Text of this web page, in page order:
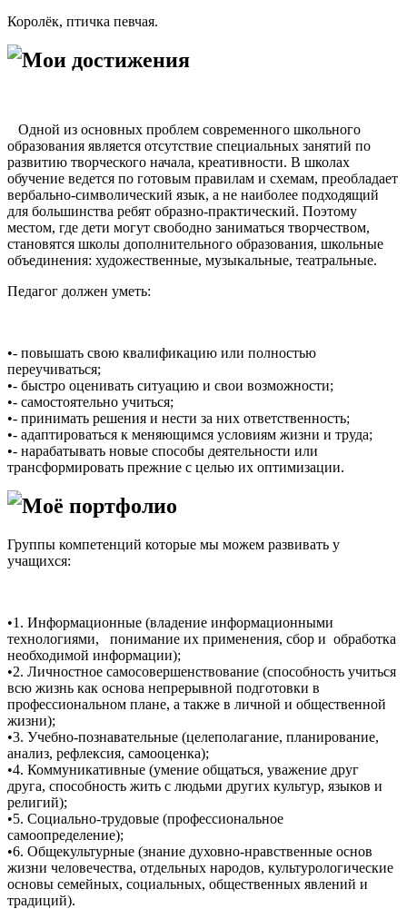
Королёк, птичка певчая.
Мои достижения
Одной из основных проблем современного школьного
образования является отсутствие специальных занятий по
развитию творческого начала, креативности. В школах
обучение ведется по готовым правилам и схемам, преобладает
вербально-символический язык, а не наиболее подходящий
для большинства ребят образно-практический. Поэтому
местом, где дети могут свободно заниматься творчеством,
становятся школы дополнительного образования, школьные
объединения: художественные, музыкальные, театральные.
Педагог должен уметь:
•- повышать свою квалификацию или полностью
переучиваться;
•- быстро оценивать ситуацию и свои возможности;
•- самостоятельно учиться;
•- принимать решения и нести за них ответственность;
•- адаптироваться к меняющимся условиям жизни и труда;
•- нарабатывать новые способы деятельности или
трансформировать прежние с целью их оптимизации.
Моё портфолио
Группы компетенций которые мы можем развивать у
учащихся:
•1. Информационные (владение информационными
технологиями, понимание их применения, сбор и обработка
необходимой информации);
•2. Личностное самосовершенствование (способность учиться
всю жизнь как основа непрерывной подготовки в
профессиональном плане, а также в личной и общественной
жизни);
•3. Учебно-познавательные (целеполагание, планирование,
анализ, рефлексия, самооценка);
•4. Коммуникативные (умение общаться, уважение друг
друга, способность жить с людьми других культур, языков и
религий);
•5. Социально-трудовые (профессиональное
самоопределение);
•6. Общекультурные (знание духовно-нравственные основ
жизни человечества, отдельных народов, культурологические
основы семейных, социальных, общественных явлений и
традиций).